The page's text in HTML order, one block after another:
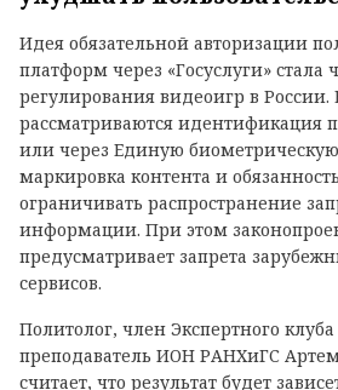
Идея обязательной авторизации
платформ через «Госуслуги» стала
регулирования видеоигр в России.
рассматриваются идентификация
или через Единую биометрическую
маркировка контента и
ограничивать распространение
информации. При этом
предусматривает запрета
сервисов.
Политолог, член Экспертного
преподаватель ИОН РАНХиГС
считает, что результат будет